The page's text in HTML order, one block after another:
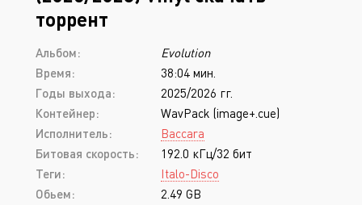
торрент
Альбом:
Evolution
Время:
38:04 мин.
Годы выхода:
2025/2026 гг.
Контейнер:
WavPack (image+.cue)
Исполнитель:
Baccara
Битовая скорость:
192.0 кГц/32 бит
Теги:
Italo-Disco
Обьем:
2.49 GB